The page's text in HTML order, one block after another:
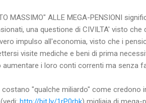
MASSIMO" ALLE MEGA-PENSIONI
una questione di CIVILTA' visto
impulso all'economia, visto che i
visite mediche e beni di prima
i loro conti correnti ma senza
"qualche miliardo" come credono